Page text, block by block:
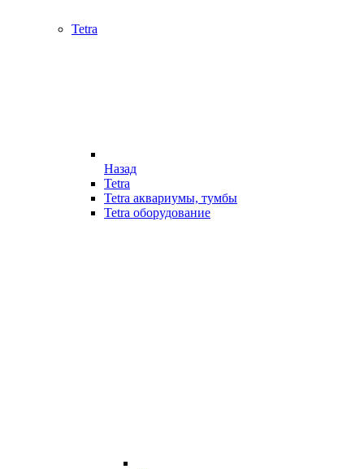
Tetra
Назад
Tetra
Tetra аквариумы, тумбы
Tetra оборудование